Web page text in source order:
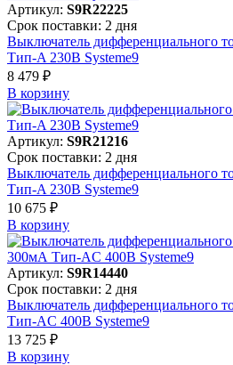
Артикул: S9R22225
Срок поставки: 2 дня
Выключатель дифференциального
Тип-A 230В Systeme9
8 479 ₽
В корзинy
Артикул: S9R21216
Срок поставки: 2 дня
Выключатель дифференциального
Тип-A 230В Systeme9
10 675 ₽
В корзинy
Артикул: S9R14440
Срок поставки: 2 дня
Выключатель дифференциального
Тип-AC 400В Systeme9
13 725 ₽
В корзинy